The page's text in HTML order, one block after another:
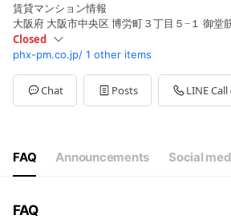
賃貸マンション情報
大阪府 大阪市中央区 博労町３丁目５−１ 御堂
Closed
SunClosed
Mon10:00 - 17:00
Tue10:00 - 17:00
Wed10:00 - 17:00
phx-pm.co.jp/ 1 other items
Chat Posts LINE
FAQ Announcements Social
FAQ